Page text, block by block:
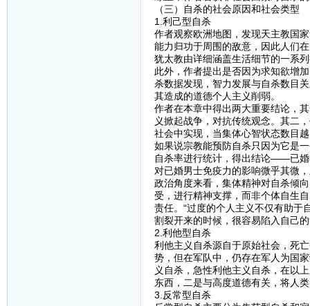
（三）自杀的社会原因和社会类型
1.利己型自杀
作者观察欧洲地图，发现天主教国
能力归功于周围的敌意，因此人们
犹太教由详细涵盖生活细节的一系
此外，作者提出是否因为求知欲增
杀数据发现，智力发展与自杀数目
其造成的道德个人主义削弱。
作者在本章中得出两大重要结论，
义掀起战争，对抗传统观念。其二
社会中实现，当集体心智状态数目
如果说宗教能预防自杀只因为它是
自杀率进行统计，得出结论——已婚
对已婚男士免疫力的影响微乎其微
政治角度来看，集体精神对自杀倾
受，进行精神支撑，而非个体自生
责任。“过度的个人主义不仅有助于
割裂开来的时候，很容易陷入自己
2.利他型自杀
利他主义自杀源自于原始社会，死
势，但在军队中，仍存在军人为国
义自杀，急性利他主义自杀，在以
东西，二是与高度道德有关，将人
3.反常型自杀